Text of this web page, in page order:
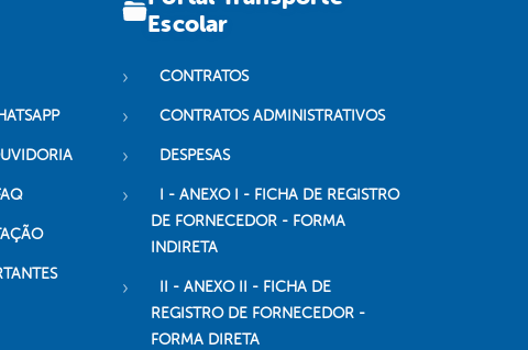
Escolar
CONTRATOS
CONTRATOS ADMINISTRATIVOS
DESPESAS
I - ANEXO I - FICHA DE REGISTRO
DE FORNECEDOR - FORMA
INDIRETA
II - ANEXO II - FICHA DE
REGISTRO DE FORNECEDOR -
FORMA DIRETA